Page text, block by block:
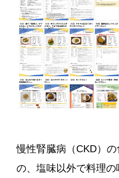
慢性腎臓病（CKD）
の、塩味以外で料理